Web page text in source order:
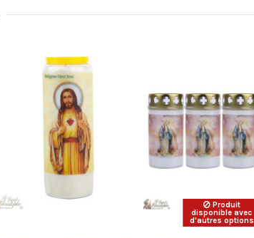
Produit
disponible avec
d'autres options